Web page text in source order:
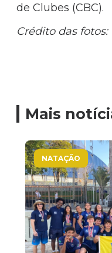
de Clubes (CBC).
Crédito das fotos:
Mais
NATAÇÃO